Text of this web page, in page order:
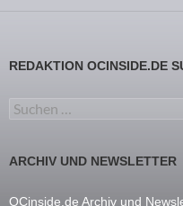
REDAKTION OCINSIDE.DE
Suchen nach:
ARCHIV UND NEWSLETTER
OCinside.de Archiv und